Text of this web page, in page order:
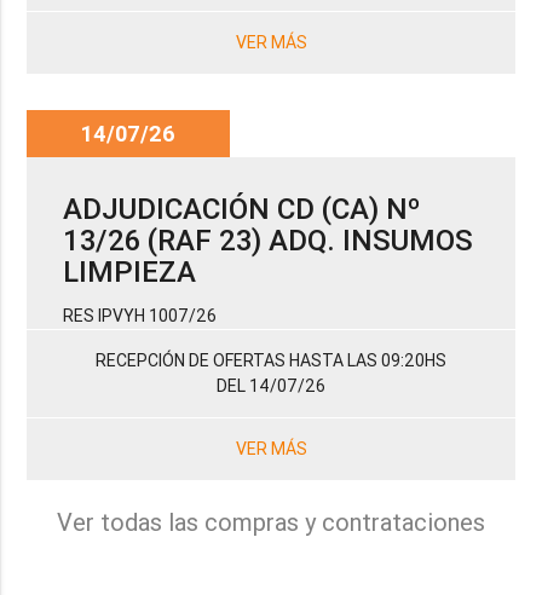
VER MÁS
14/07/26
ADJUDICACIÓN CD (CA) Nº
13/26 (RAF 23) ADQ. INSUMOS
LIMPIEZA
RES IPVYH 1007/26
RECEPCIÓN DE OFERTAS HASTA LAS 09:20HS
DEL 14/07/26
VER MÁS
Ver todas las compras y contrataciones